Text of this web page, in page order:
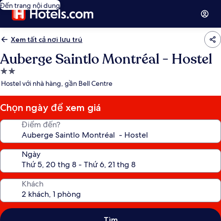
Đến trang nội dung
Xem tất cả nơi lưu trú
Auberge Saintlo Montréal - Hostel
Nơi
lưu
2.0
sao
Hostel với nhà hàng, gần Bell Centre
Chọn ngày để xem giá
Điểm đến?
Ngày
Khách